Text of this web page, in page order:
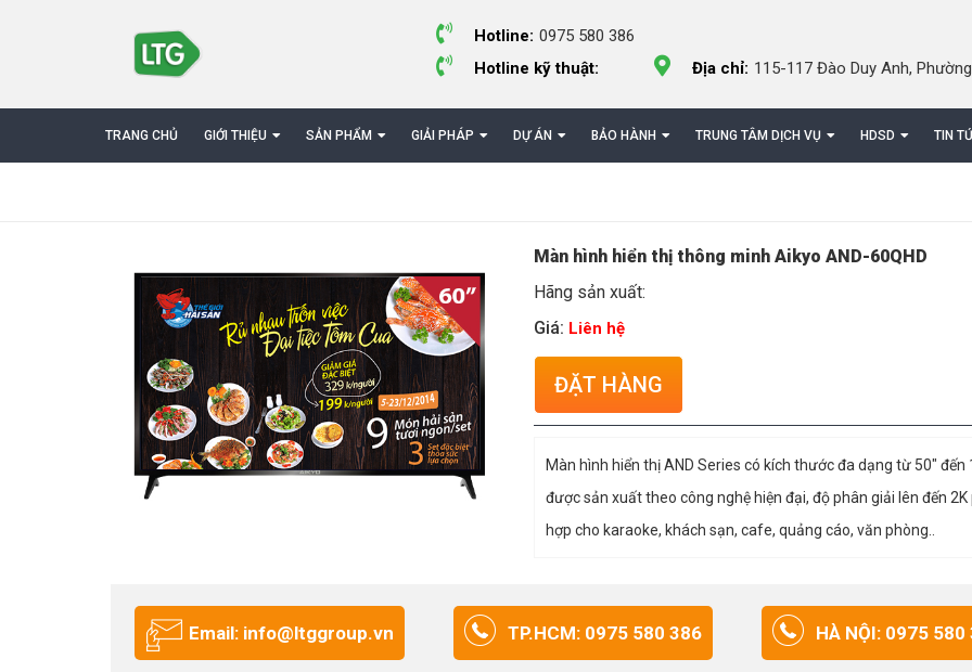
Hotline: 0975 580 386
Hotline kỹ thuật:
Địa chỉ: 115-117 Đào Duy Anh,
TRANG CHỦ GIỚI THIỆU SẢN PHẨM GIẢI PHÁP DỰ ÁN BẢO HÀNH TRUNG TÂM DỊCH VỤ HDSD TIN
Màn hình hiển thị thông minh Aikyo AND-60QHD
Hãng sản xuất:
Giá: Liên hệ
ĐẶT HÀNG
Màn hình hiển thị AND Series có kích thước đa dạng từ 50″ đến
được sản xuất theo công nghệ hiện đại, độ phân giải lên đến 2K
hợp cho karaoke, khách sạn, cafe, quảng cáo, văn phòng..
Email: info@ltggroup.vn TP.HCM: 0975 580 386 HÀ NỘI: 0975 580